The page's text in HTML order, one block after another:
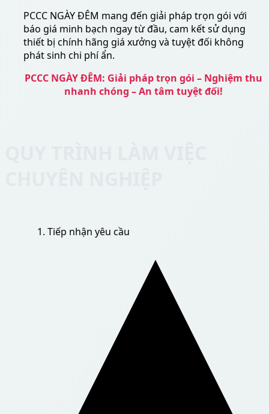
PCCC NGÀY ĐÊM mang đến giải pháp trọn gói với
báo giá minh bạch ngay từ đầu, cam kết sử dụng
thiết bị chính hãng giá xưởng và tuyệt đối không
phát sinh chi phí ẩn.
PCCC NGÀY ĐÊM: Giải pháp trọn gói – Nghiệm thu
nhanh chóng – An tâm tuyệt đối!
Tiếp nhận yêu cầu